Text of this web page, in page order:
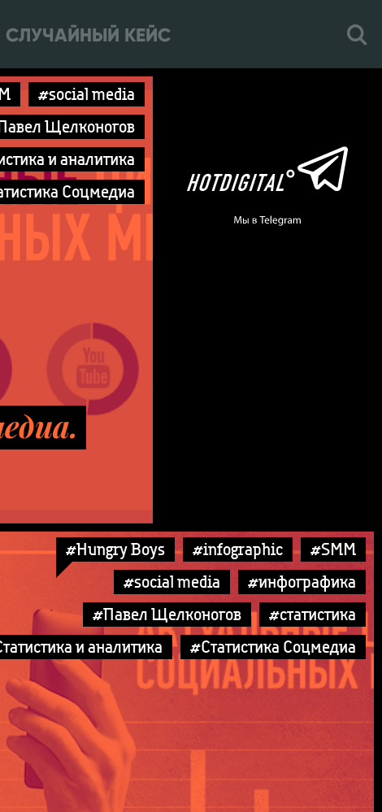
СЛУЧАЙНЫЙ КЕЙС
#social media
Щелконогов
и аналитика
Соцмедиа
#Hungry Boys #infographic
#SMM
#social media
#инфографика
#Павел Щелконогов
#статистика
и аналитика
#Статистика Соцмедиа